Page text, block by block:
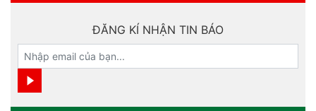
ĐĂNG KÍ NHẬN TIN BÁO